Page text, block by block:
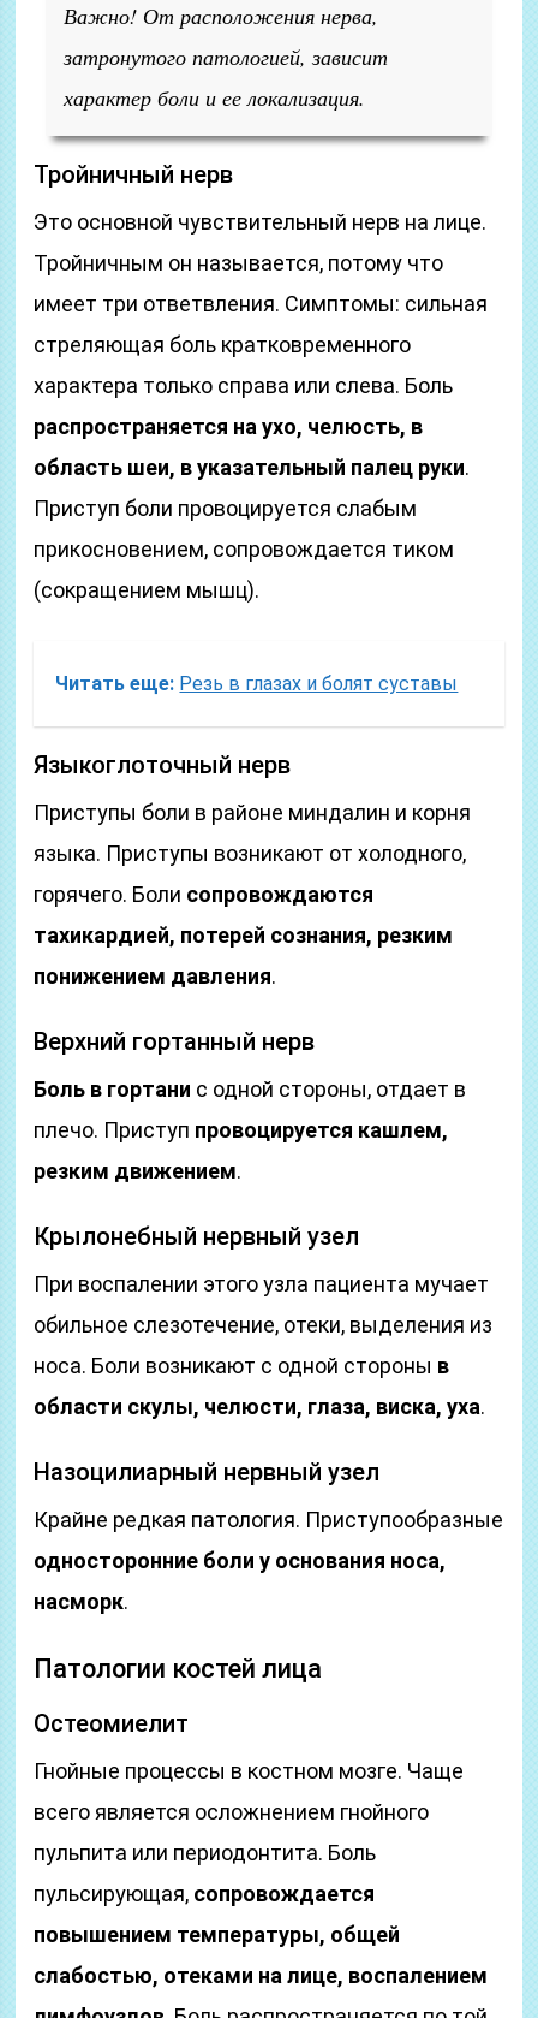
Важно! От расположения нерва,
затронутого патологией, зависит
характер боли и ее локализация.
Тройничный нерв
Это основной чувствительный нерв на лице.
Тройничным он называется, потому что
имеет три ответвления. Симптомы: сильная
стреляющая боль кратковременного
характера только справа или слева. Боль
распространяется на ухо, челюсть, в
область шеи, в указательный палец руки.
Приступ боли провоцируется слабым
прикосновением, сопровождается тиком
(сокращением мышц).
Читать еще: Резь в глазах и болят суставы
Языкоглоточный нерв
Приступы боли в районе миндалин и корня
языка. Приступы возникают от холодного,
горячего. Боли сопровождаются
тахикардией, потерей сознания, резким
понижением давления.
Верхний гортанный нерв
Боль в гортани с одной стороны, отдает в
плечо. Приступ провоцируется кашлем,
резким движением.
Крылонебный нервный узел
При воспалении этого узла пациента мучает
обильное слезотечение, отеки, выделения из
носа. Боли возникают с одной стороны в
области скулы, челюсти, глаза, виска, уха.
Назоцилиарный нервный узел
Крайне редкая патология. Приступообразные
односторонние боли у основания носа,
насморк.
Патологии костей лица
Остеомиелит
Гнойные процессы в костном мозге. Чаще
всего является осложнением гнойного
пульпита или периодонтита. Боль
пульсирующая, сопровождается
повышением температуры, общей
слабостью, отеками на лице, воспалением